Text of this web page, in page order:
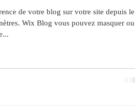
de votre blog sur votre site depuis le
Wix Blog vous pouvez masquer ou